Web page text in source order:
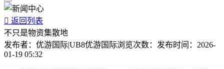
 返回列表
不只是物资集散地
发布者： 优游国际|UB8优游国际浏览次数： 发布时间： 2026-
01-19 05:32